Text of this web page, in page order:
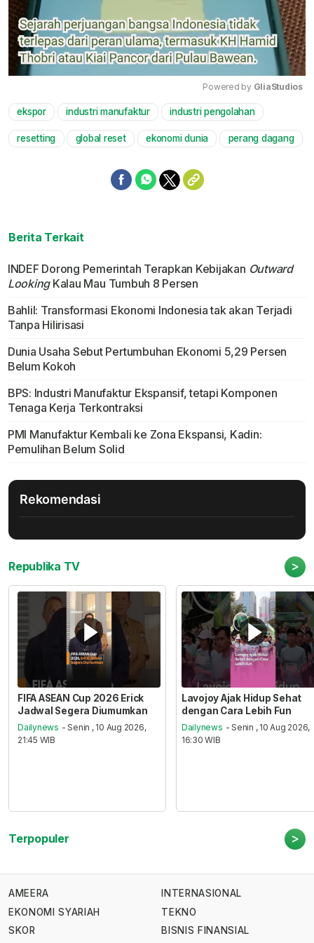
Mute
Powered by GliaStudios
ekspor industri manufaktur industri pengolahan
resetting global reset ekonomi dunia perang dagang
Berita Terkait
INDEF Dorong Pemerintah Terapkan Kebijakan Outward
LookingKalau Mau Tumbuh 8 Persen
Bahlil: Transformasi Ekonomi Indonesia tak akan Terjadi
Tanpa Hilirisasi
Dunia Usaha Sebut Pertumbuhan Ekonomi 5,29 Persen
Belum Kokoh
BPS: Industri Manufaktur Ekspansif, tetapi Komponen
Tenaga Kerja Terkontraksi
PMI Manufaktur Kembali ke Zona Ekspansi, Kadin:
Pemulihan Belum Solid
Rekomendasi
Republika TV >
FIFA ASEAN Cup 2026 Erick
Jadwal Segera Diumumkan
Dailynews - Senin , 10 Aug 2026,
21:45 WIB
Lavojoy Ajak Hidup Sehat
dengan Cara Lebih Fun
Dailynews - Senin , 10 Aug 2026,
16:30 WIB
Terpopuler >
AMEERA
EKONOMI SYARIAH
SKOR
INTERNASIONAL
TEKNO
BISNIS FINANSIAL